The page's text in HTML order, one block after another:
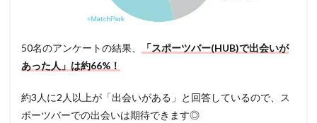
50名のアンケートの結果、
「スポーツバー(HUB)で出会いが
あった人」は約66%！
約3人に2人以上が「出会いがある」と回答しているので、ス
ポーツバーでの出会いは期待できます◎